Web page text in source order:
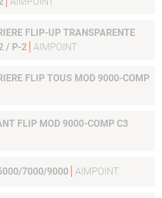
FLIP-UP TRANSPARENTE
/ P-2 AIMPOINT
FLIP TOUS MOD 9000-COMP
FLIP MOD 9000-COMP C3
7000/9000 AIMPOINT